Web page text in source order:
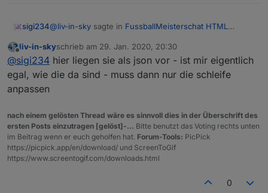
bei variableanzahlSpiele=9 und
nextComingGamesist 0 , werden die letzten 9
(zweites bild)
----------------
es gibt auch eine andere lösung
https://forum.iobroker.net/post/457248
sigi234@liv-in-sky sagte in FussballMeisterschat HTML
wenn du die daten hast
Offline
liv-in-skyschrieb am 29. Jan. 2020, 20:30
zuletzt editiert von
@sigi234 hier liegen sie als json vor - ist mir eigentlich
egal, wie die da sind - muss dann nur die schleife
anpassen
nach einem gelösten Thread wäre es sinnvoll dies in der Überschrift des
ersten Posts einzutragen [gelöst]-... Bitte benutzt das Voting rechts unten
im Beitrag wenn er euch geholfen hat. Forum-Tools: PicPick
https://picpick.app/en/download/ und ScreenToGif
https://www.screentogif.com/downloads.html
0